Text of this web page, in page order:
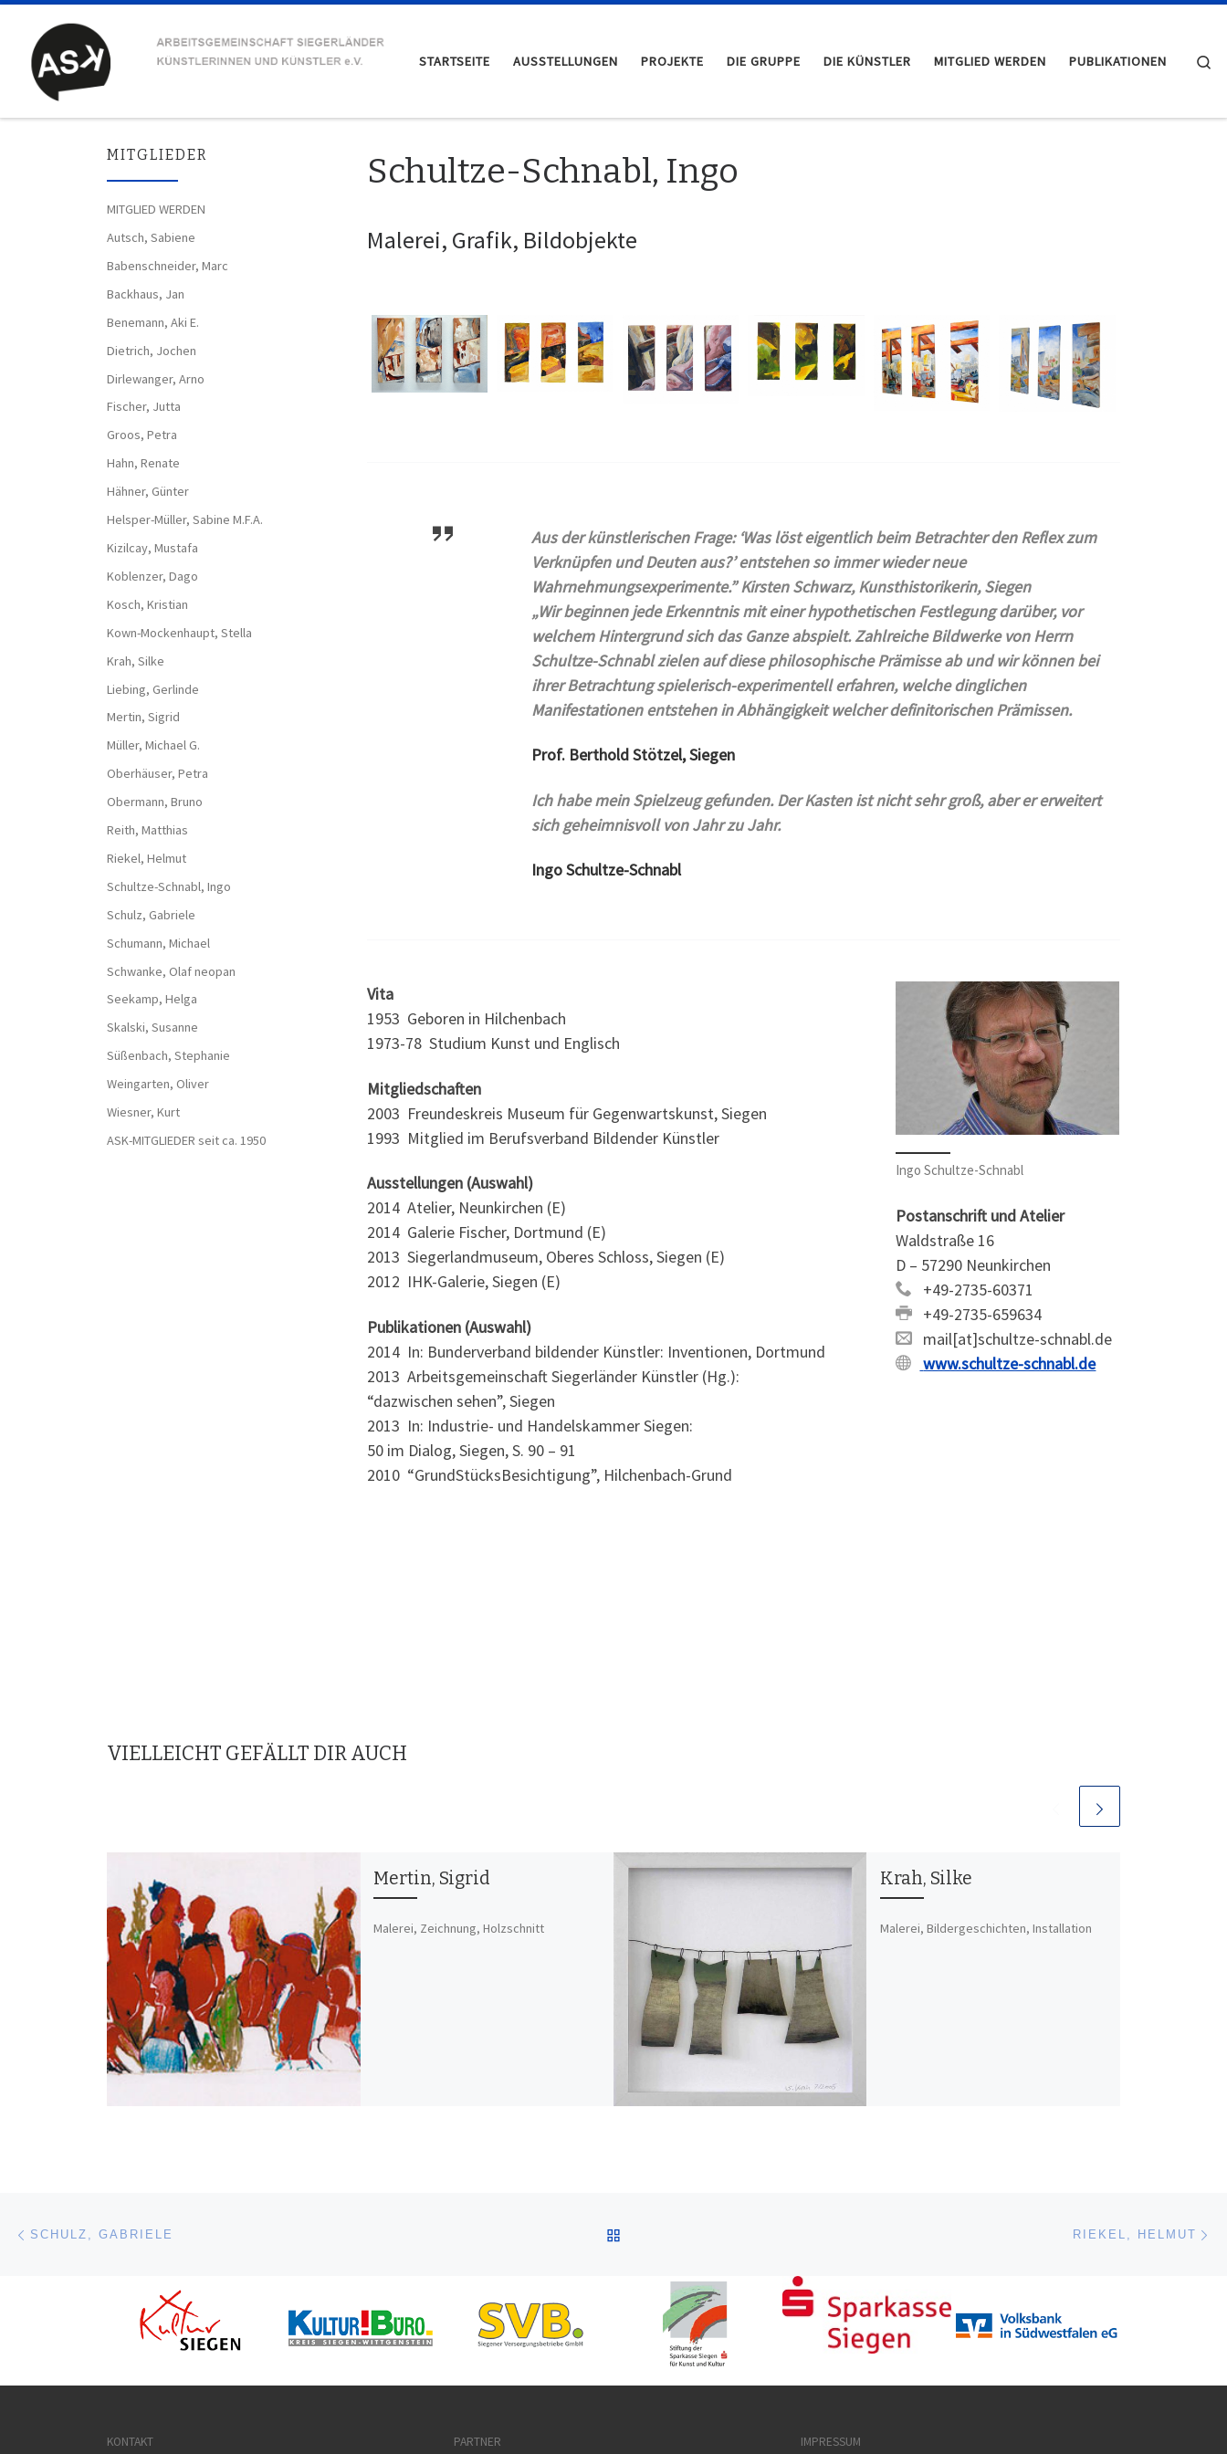
Zum Inhalt springen
STARTSEITE AUSSTELLUNGEN PROJEKTE DIE GRUPPE DIE KÜNSTLER MITGLIED WERDEN PUBLIKATIONEN
Schultze-Schnabl, Ingo
Malerei, Grafik, Bildobjekte
Aus der künstlerischen Frage: ‘Was löst eigentlich beim Betrachter den Reflex zum
Verknüpfen und Deuten aus?’ entstehen so immer wieder neue
Wahrnehmungsexperimente.” Kirsten Schwarz, Kunsthistorikerin, Siegen
„Wir beginnen jede Erkenntnis mit einer hypothetischen Festlegung darüber, vor
welchem Hintergrund sich das Ganze abspielt. Zahlreiche Bildwerke von Herrn
Schultze-Schnabl zielen auf diese philosophische Prämisse ab und wir können bei
ihrer Betrachtung spielerisch-experimentell erfahren, welche dinglichen
Manifestationen entstehen in Abhängigkeit welcher definitorischen Prämissen.
Prof. Berthold Stötzel, Siegen
Ich habe mein Spielzeug gefunden. Der Kasten ist nicht sehr groß, aber er erweitert
sich geheimnisvoll von Jahr zu Jahr.
Ingo Schultze-Schnabl
Vita
1953 Geboren in Hilchenbach
1973-78 Studium Kunst und Englisch
Mitgliedschaften
2003 Freundeskreis Museum für Gegenwartskunst, Siegen
1993 Mitglied im Berufsverband Bildender Künstler
Ausstellungen (Auswahl)
2014 Atelier, Neunkirchen (E)
2014 Galerie Fischer, Dortmund (E)
2013 Siegerlandmuseum, Oberes Schloss, Siegen (E)
2012 IHK-Galerie, Siegen (E)
Publikationen (Auswahl)
2014 In: Bunderverband bildender Künstler: Inventionen, Dortmund
2013 Arbeitsgemeinschaft Siegerländer Künstler (Hg.):
“dazwischen sehen”, Siegen
2013 In: Industrie- und Handelskammer Siegen:
50 im Dialog, Siegen, S. 90 – 91
2010 “GrundStücksBesichtigung”, Hilchenbach-Grund
Ingo Schultze-Schnabl
Postanschrift und Atelier
Waldstraße 16
D – 57290 Neunkirchen
+49-2735-60371
+49-2735-659634
mail[at]schultze-schnabl.de
www.schultze-schnabl.de
VIELLEICHT GEFÄLLT DIR AUCH
Mertin, Sigrid
Malerei, Zeichnung, Holzschnitt
Krah, Silke
Malerei, Bildergeschichten, Installation
MITGLIEDER
MITGLIED WERDEN
Autsch, Sabiene
Babenschneider, Marc
Backhaus, Jan
Benemann, Aki E.
Dietrich, Jochen
Dirlewanger, Arno
Fischer, Jutta
Groos, Petra
Hahn, Renate
Hähner, Günter
Helsper-Müller, Sabine M.F.A.
Kizilcay, Mustafa
Koblenzer, Dago
Kosch, Kristian
Kown-Mockenhaupt, Stella
Krah, Silke
Liebing, Gerlinde
Mertin, Sigrid
Müller, Michael G.
Oberhäuser, Petra
Obermann, Bruno
Reith, Matthias
Riekel, Helmut
Schultze-Schnabl, Ingo
Schulz, Gabriele
Schumann, Michael
Schwanke, Olaf neopan
Seekamp, Helga
Skalski, Susanne
Süßenbach, Stephanie
Weingarten, Oliver
Wiesner, Kurt
ASK-MITGLIEDER seit ca. 1950
Beitragsnavigation
SCHULZ, GABRIELE RIEKEL, HELMUT
KONTAKT PARTNER IMPRESSUM